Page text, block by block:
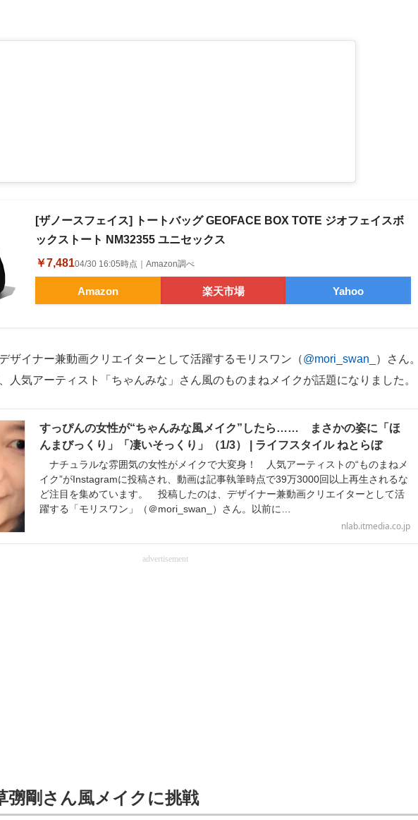
[ザノースフェイス] トートバッグ GEOFACE BOX TOTE ジオフェイスボ
ックストート NM32355 ユニセックス
￥7,48104/30 16:05時点｜Amazon調べ
Amazon 楽天市場 Yahoo
ザイナー兼動画クリエイターとして活躍するモリスワン（@mori_swan_
）さん。
人気アーティスト「ちゃんみな」さん風のものまねメイクが話題になりました。
すっぴんの女性が“ちゃんみな風メイク”したら…… まさかの姿に「ほ
んまびっくり」「凄いそっくり」（1/3） | ライフスタイル ねとらぼ
ナチュラルな雰囲気の女性がメイクで大変身！ 人気アーティストの“ものまねメ
イク”がInstagramに投稿され、動画は記事執筆時点で39万3000回以上再生されるな
ど注目を集めています。 投稿したのは、デザイナー兼動画クリエイターとして活
躍する「モリスワン」（＠mori_swan_）さん。以前に…
nlab.itmedia.co.jp
advertisement
彅剛さん風メイクに挑戦